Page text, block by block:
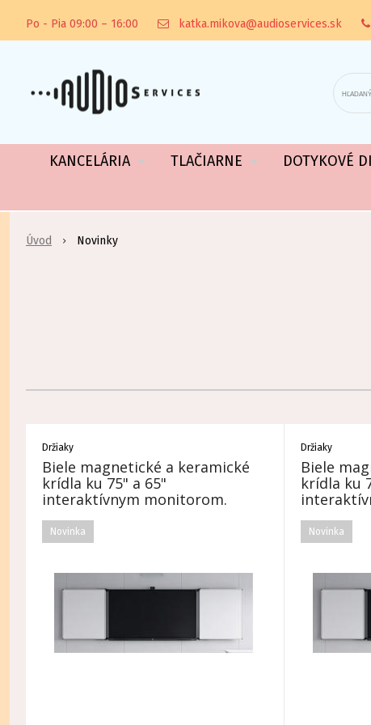
Po - Pia 09:00 – 16:00 katka.mikova@audioservices.sk
KANCELÁRIA TLAČIARNE DOTYKOVÉ
Úvod Novinky
Držiaky
Biele magnetické a keramické
krídla ku 75" a 65"
interaktívnym monitorom.
Novinka
Držiaky
Biele
krídla ku
Novinka